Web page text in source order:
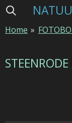
Ga
naar
hoofdinhoud
Home »